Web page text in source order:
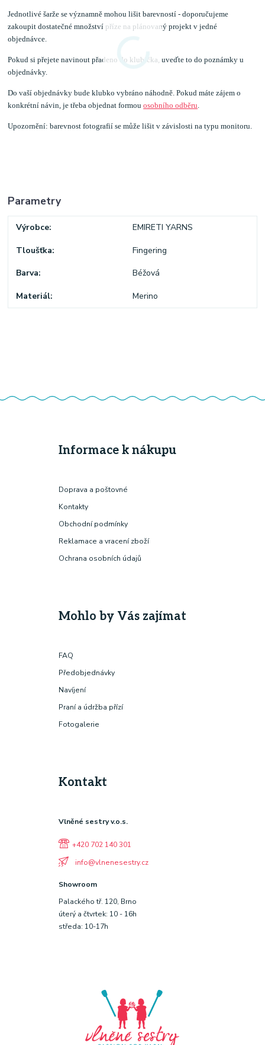
Jednotlivé šarže se významně mohou lišit barevností - doporučujeme
zakoupit dostatečné množství příze na plánovaný projekt v jedné
objednávce.
Pokud si přejete navinout přadeno do klubíčka, uveďte to do poznámky u
objednávky.
Do vaší objednávky bude klubko vybráno náhodně. Pokud máte zájem o
konkrétní návin, je třeba objednat formouosobního odběru
Upozornění: barevnost fotografií se může lišit v závislosti na typu monitoru.
Parametry
Výrobce EMIRETI YARNS
Tloušťka Fingering
Barva Béžová
Materiál Merino
Informace k nákupu
Doprava a poštovné
Kontakty
Obchodní podmínky
Reklamace a vracení zboží
Ochrana osobních údajů
Mohlo by Vás zajímat
FAQ
Předobjednávky
Navíjení
Praní a údržba přízí
Fotogalerie
Kontakt
Vlněné sestry v.o.s.
+420 702 140 301
info@vlnenesestry.cz
Showroom
Palackého tř. 120, Brno
úterý a čtvrtek: 10 - 16h
středa: 10-17h